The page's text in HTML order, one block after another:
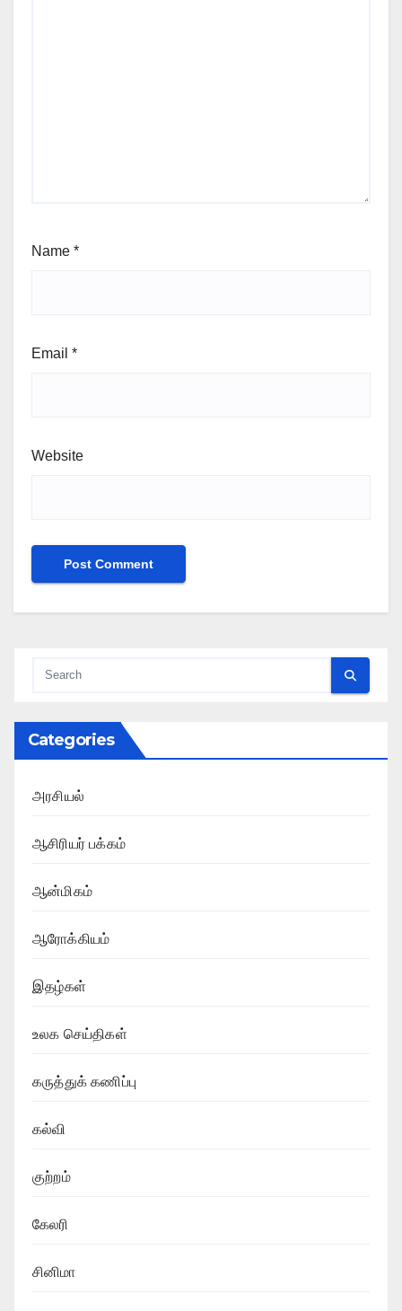
Name *
Email *
Website
Categories
அரசியல்
ஆசிரியர் பக்கம்
ஆன்மிகம்
ஆரோக்கியம்
இதழ்கள்
உலக செய்திகள்
கருத்துக் கணிப்பு
கல்வி
குற்றம்
கேலரி
சினிமா